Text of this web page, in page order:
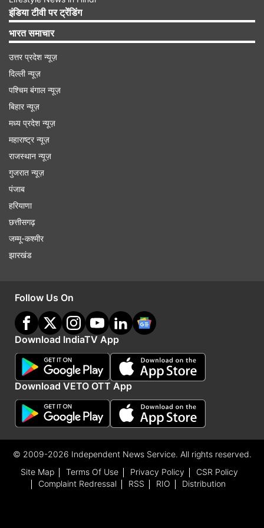
9,400 करोड़ रुपये की विकास परियोजनाओं की
आधारशिला रखी
बता दें कि पीएम मोदी ने हैदराबाद के एचआईसीसी में डिजिटल
माध्यम से तेलंगाना में लगभग 9,400 करोड़ रुपये की विकास
परियोजनाओं की आधारशिला रखी और उद्घाटन किया। इस
अवसर पर तेलंगाना के राज्यपाल शिव प्रताप शुक्ल, मुख्यमंत्री
ए.रेवंत रेड्डी, केंद्रीय मंत्री जी. किशन रेड्डी और कई अन्य
नेता हैदराबाद अंतरराष्ट्रीय सम्मेलन केंद्र (एचआईसीसी) में
मौजूद रहे।
पीएम मोदी ने कई परियोजनाओं की आधारशिला रखीं, जिसमें
हैदराबाद-पणजी इकोनॉमिक कॉरीडोर पर गुडेबेल्लूर से
शामिल है।
रेलवे की काजीपेट-विजयवाड़ा मल्टी-ट्रैकिंग परियोजना के
इंडिया टीवी पर ट्रेंडिंग
भारत समाचार
उत्तर प्रदेश न्यूज़
दिल्ली न्यूज़
पश्चिम बंगाल न्यूज़
बिहार न्यूज़
मध्य प्रदेश न्यूज़
महाराष्ट्र न्यूज़
राजस्थान न्यूज़
गुजरात न्यूज़
पंजाब
हरियाणा
छत्तीसगढ़
जम्मू-कश्मीर
झारखंड
Follow Us On
Download IndiaTV App
Download VETO OTT App
© 2009-2026 Independent News Service. All rights reserved.
Site Map
Terms Of Use Privacy Policy
CSR Policy
Complaint Redressal
RSS RIO Distribution